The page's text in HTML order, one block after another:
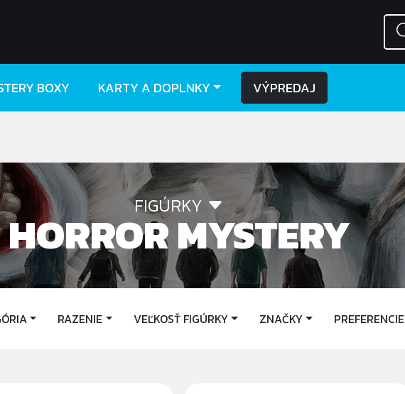
BOXY KARTY A DOPLNKY VÝPREDAJ
FIGÚRKY
HORROR MYSTERY
RAZENIE VEĽKOSŤ FIGÚRKY ZNAČKY PREFERENCIE